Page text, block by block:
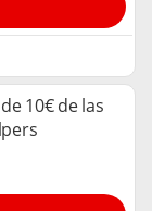
10€ de las